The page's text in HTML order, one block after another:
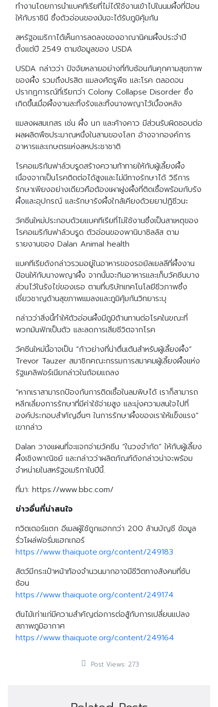
ทำงานโดยการนำแบคทีเรียที่ไม่ได้ใช้งานเข้าไปในนมผึ้งที่ป้อน
ให้กับราชินี ซึ่งตัวอ่อนของมันจะได้รับภูมิคุ้มกัน
สหรัฐอเมริกาได้เห็นการลดลงของอาณานิคมผึ้งประจำปี
ตั้งแต่ปี 2549 ตามข้อมูลของ USDA
USDA กล่าวว่า ปัจจัยหลายอย่างที่ทับซ้อนกันคุกคามสุขภาพ
ของผึ้ง รวมถึงปรสิต แมลงศัตรูพืช และโรค ตลอดจน
ปรากฏการณ์ที่เรียกว่า Colony Collapse Disorder ซึ่ง
เกิดขึ้นเมื่อผึ้งงานละทิ้งรังและทิ้งนางพญาไว้เบื้องหลัง
แมลงผสมเกสร เช่น ผึ้ง นก และค้างคาว มีส่วนรับผิดชอบต่อ
ผลผลิตพืชประมาณหนึ่งในสามของโลก อ้างจากองค์การ
อาหารและเกษตรแห่งสหประชาชาติ
โรคอเมริกันฟาล์วบรูดสร้างความท้าทายให้กับผู้เลี้ยงผึ้ง
เนื่องจากเป็นโรคติดต่อได้สูงและไม่มีทางรักษาได้ วิธีการ
รักษาเพียงอย่างเดียวคือต้องเผาฝูงผึ้งที่ติดเชื้อพร้อมกับรัง
ผึ้งและอุปกรณ์ และรักษารังผึ้งใกล้เคียงด้วยยาปฏิชีวนะ
วัคซีนใหม่ประกอบด้วยแบคทีเรียที่ไม่ใช้งานซึ่งเป็นสาเหตุของ
โรคอเมริกันฟาล์วบรูด ตัวอ่อนของพานิบาซิลลัส ตาม
รายงานของ Dalan Animal health
แบคทีเรียดังกล่าวรวมอยู่ในอาหารของรอยัลเยลลีที่ผึ้งงาน
ป้อนให้กับนางพญาผึ้ง จากนั้นจะกินอาหารและเก็บวัคซีนบาง
ส่วนไว้ในรังไข่ของเธอ ตามที่บริษัทเทคโนโลยีชีวภาพซึ่ง
เชี่ยวชาญด้านสุขภาพแมลงและภูมิคุ้มกันวิทยาระบุ
กล่าวว่าสิ่งนี้ทำให้ตัวอ่อนผึ้งมีภูมิต้านทานต่อโรคในขณะที่
พวกมันฟักเป็นตัว และลดการเสียชีวิตจากโรค
วัคซีนใหม่นี้อาจเป็น “ก้าวย่างที่น่าตื่นเต้นสำหรับผู้เลี้ยงผึ้ง”
Trevor Tauzer สมาชิกคณะกรรมการสมาคมผู้เลี้ยงผึ้งแห่ง
รัฐแคลิฟอร์เนียกล่าวในถ้อยแถลง
“หากเราสามารถป้องกันการติดเชื้อในลมพิษได้ เราก็สามารถ
หลีกเลี่ยงการรักษาที่มีค่าใช้จ่ายสูง และมุ่งความสนใจไปที่
องค์ประกอบสำคัญอื่นๆ ในการรักษาผึ้งของเราให้แข็งแรง”
เขากล่าว
Dalan วางแผนที่จะแจกจ่ายวัคซีน “ในวงจำกัด” ให้กับผู้เลี้ยง
ผึ้งเชิงพาณิชย์ และกล่าวว่าผลิตภัณฑ์ดังกล่าวน่าจะพร้อม
จำหน่ายในสหรัฐอเมริกาในปีนี้.
ที่มา: https://www.bbc.com/
ข่าวอื่นที่น่าสนใจ
ทวิตเตอร์แตก อีเมลผู้ใช้ถูกแฮกกว่า 200 ล้านบัญชี ข้อมูล
รั่วโผล่ฟอรั่มแฮกเกอร์
https://www.thaiquote.org/content/249183
สัตว์มีกระเป๋าหน้าท้องจำนวนมากอาจมีชีวิตทางสังคมที่ซับ
ซ้อน
https://www.thaiquote.org/content/249174
ต้นไม้เก่าแก่มีความสำคัญต่อการต่อสู้กับการเปลี่ยนแปลง
สภาพภูมิอากาศ
https://www.thaiquote.org/content/249164
Post Views: 273